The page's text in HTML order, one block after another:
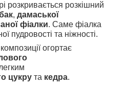
розкривається розкішний
, дамаської
фіалки. Саме фіалка
пудровості та ніжності.
огортає
цукру та кедра.